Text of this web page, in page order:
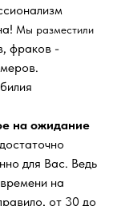
Мы разместили
фраков -
на ожидание
для Вас. Ведь
на
от 30 до